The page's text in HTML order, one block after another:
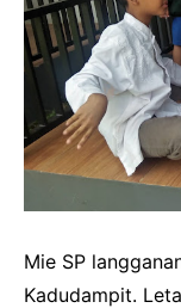
Mie SP
Kadudampit.